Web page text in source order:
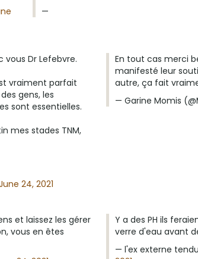
—
vous Dr Lefebvre.
vraiment parfait
gens, les
sont essentielles.
mes stades TNM,
24, 2021
En tout cas merci
manifesté leur
autre, ça fait
— Garine Momis
et laissez les gérer
vous en êtes
Y a des PH ils
verre d'eau avant
— l'ex externe